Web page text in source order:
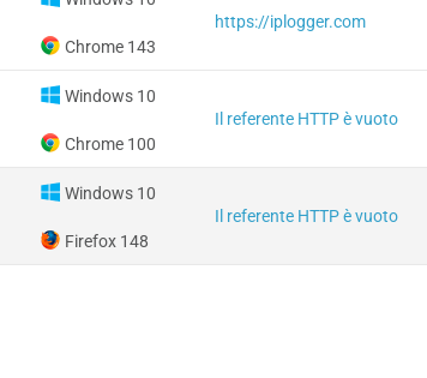
Chrome 143
https://iplogger.com
Windows 10
Chrome 100
Il referente HTTP è vuoto
Windows 10
Firefox 148
Il referente HTTP è vuoto